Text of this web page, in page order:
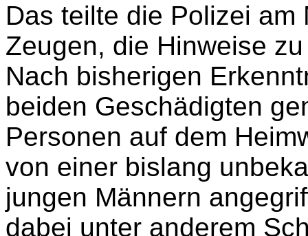
Das teilte die Polizei
Zeugen, die Hinweise
Nach bisherigen
beiden Geschädigten
Personen auf dem
von einer bislang
jungen Männern
dabei unter anderem